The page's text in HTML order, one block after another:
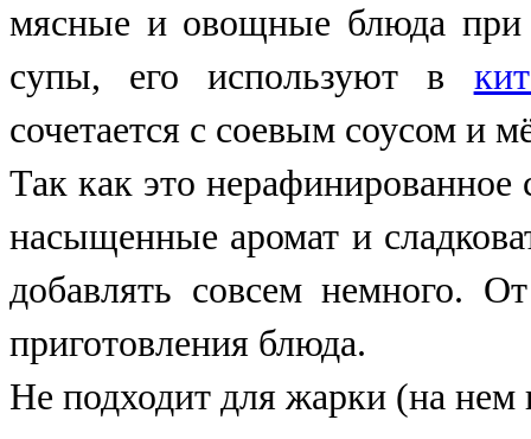
мясные и овощные блюда при
супы, его используют в
сочетается с соевым соусом и
Так как это нерафинированное
насыщенные аромат и
добавлять совсем немного.
приготовления блюда.
Не подходит для жарки (на нем